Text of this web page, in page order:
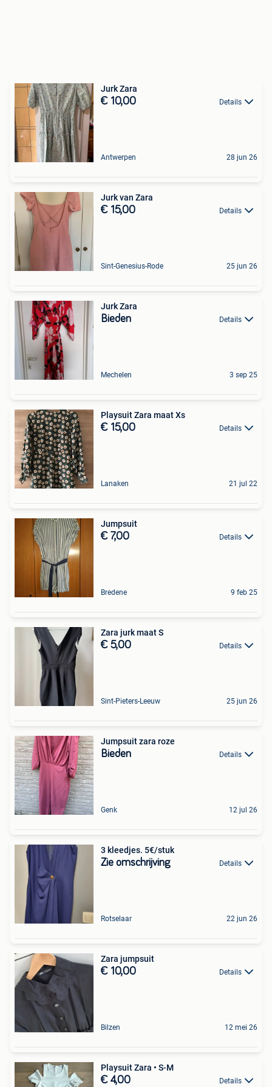
Jurk Zara
€ 10,00 Details
Antwerpen 28 jun 26
Jurk van Zara
€ 15,00 Details
Sint-Genesius-Rode 25 jun 26
Jurk Zara
Bieden Details
Mechelen 3 sep 25
Playsuit Zara maat Xs
€ 15,00 Details
Lanaken 21 jul 22
Jumpsuit
€ 7,00 Details
Bredene 9 feb 25
Zara jurk maat S
€ 5,00 Details
Sint-Pieters-Leeuw 25 jun 26
Jumpsuit zara roze
Bieden Details
Genk 12 jul 26
3 kleedjes. 5€/stuk
Zie omschrijving Details
Rotselaar 22 jun 26
Zara jumpsuit
€ 10,00 Details
Bilzen 12 mei 26
Playsuit Zara • S-M
€ 4,00 Details